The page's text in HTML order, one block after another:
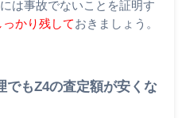
は事故でないことを証明す
かり残しておきましょう。
でもZ4の査定額が安くな